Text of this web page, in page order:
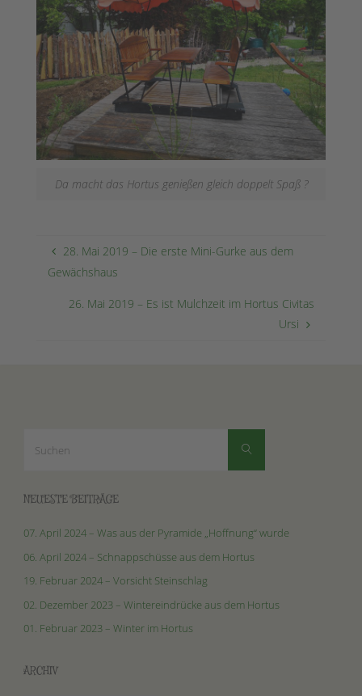
Da macht das Hortus genießen gleich doppelt Spaß ?
28. Mai 2019 – Die erste Mini-Gurke aus dem
Gewächshaus
26. Mai 2019 – Es ist Mulchzeit im Hortus Civitas
Ursi
Suchen
NEUESTE BEITRÄGE
07. April 2024 – Was aus der Pyramide „Hoffnung“ wurde
06. April 2024 – Schnappschüsse aus dem Hortus
19. Februar 2024 – Vorsicht Steinschlag
02. Dezember 2023 – Wintereindrücke aus dem Hortus
01. Februar 2023 – Winter im Hortus
ARCHIV